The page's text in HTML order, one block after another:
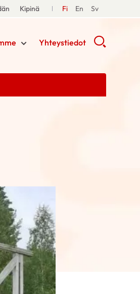
Kipinä Fi En Sv
Yhteystiedot